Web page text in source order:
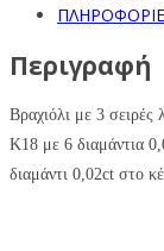
Περιγραφή
Βραχιόλι με 3 σειρές
Κ18 με 6 διαμάντια
διαμάντι 0,02ct στο